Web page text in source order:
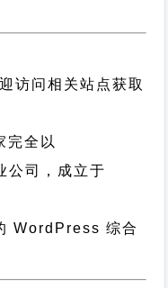
访问相关站点获取
全以
公司，成立于
WordPress 综合